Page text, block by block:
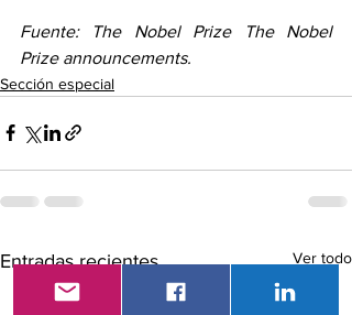
Fuente: The Nobel Prize
The Nobel
Prize announcements.
Sección especial
Entradas recientes Ver todo